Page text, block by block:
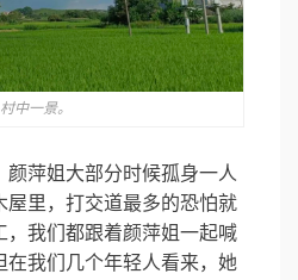
中一景。
萍姐大部分时候孤身一人
屋里，打交道最多的恐怕就
，我们都跟着颜萍姐一起喊
在我们几个年轻人看来，她